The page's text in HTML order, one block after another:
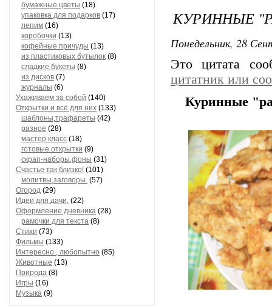
бумажные цветы (18)
упаковка для подарков (17)
лепим (16)
коробочки (13)
кофейные причуды (13)
из пластиковых бутылок (8)
сладкие букеты (8)
из дисков (7)
журналы (6)
Ухаживаем за собой (140)
Открытки и всё для них (133)
шаблоны,трафареты (42)
разное (28)
мастер класс (18)
готовые открытки (9)
скрап-наборы,фоны (31)
Счастье так близко! (101)
молитвы,заговоры. (57)
Огород (29)
Идеи для дачи. (22)
Оформление дневника (28)
рамочки для текста (8)
Стихи (73)
Фильмы (133)
Интересно , любопытно (85)
Животные (13)
Природа (8)
Игры (16)
Музыка (9)
КУРИННЫЕ
Понедельник, 28
Это цитата
цитатник или
Куринные